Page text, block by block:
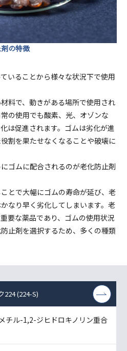
の特徴
いることから様々な状況下で使用
料で、動きがある場所で使用され
の使用でも酸素、光、オゾンな
は促進されます。ゴムは劣化が進
割を果たせなくなることや破壊に
ゴムに配合されるのが老化防止剤
とで大幅にゴムの寿命が延び、老
なり早く劣化してしまいます。老
要な薬品であり、ゴムの使用状況
止剤を選択するため、多くの種類
224 (224-S)
チル-1,2-ジヒドロキノリン重合